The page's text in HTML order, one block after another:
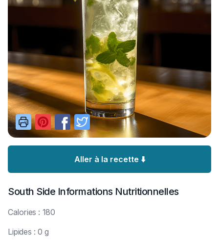
Aller à la recette ⬇️
South Side Informations Nutritionnelles
Calories : 180
Lipides : 0 g